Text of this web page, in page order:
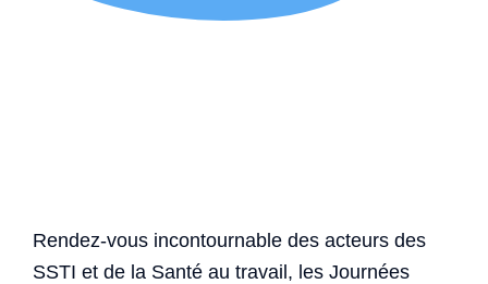
Rendez-vous incontournable des acteurs des
SSTI et de la Santé au travail, les Journées